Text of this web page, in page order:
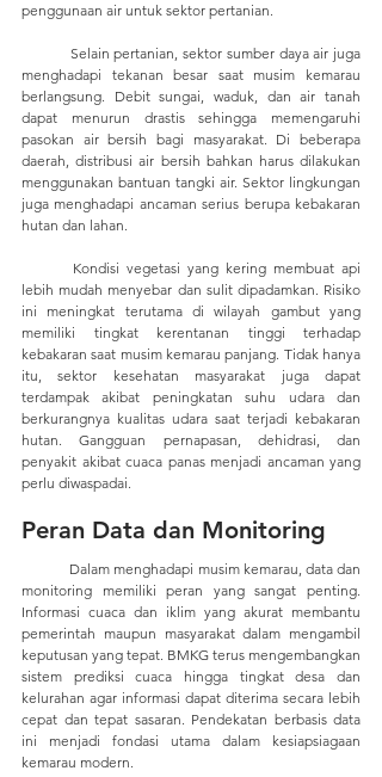
penggunaan air untuk sektor pertanian.
menghadapi tekanan besar saat musim kemarau
berlangsung. Debit sungai, waduk, dan air tanah
dapat menurun drastis sehingga memengaruhi
pasokan air bersih bagi masyarakat. Di beberapa
daerah, distribusi air bersih bahkan harus dilakukan
menggunakan bantuan tangki air. Sektor lingkungan
juga menghadapi ancaman serius berupa kebakaran
hutan dan lahan.
lebih mudah menyebar dan sulit dipadamkan. Risiko
ini meningkat terutama di wilayah gambut yang
memiliki tingkat kerentanan tinggi terhadap
kebakaran saat musim kemarau panjang. Tidak hanya
itu, sektor kesehatan masyarakat juga dapat
terdampak akibat peningkatan suhu udara dan
berkurangnya kualitas udara saat terjadi kebakaran
hutan. Gangguan pernapasan, dehidrasi, dan
penyakit akibat cuaca panas menjadi ancaman yang
perlu diwaspadai.
Peran Data dan Monitoring
monitoring memiliki peran yang sangat penting.
Informasi cuaca dan iklim yang akurat membantu
pemerintah maupun masyarakat dalam mengambil
keputusan yang tepat. BMKG terus mengembangkan
sistem prediksi cuaca hingga tingkat desa dan
kelurahan agar informasi dapat diterima secara lebih
cepat dan tepat sasaran. Pendekatan berbasis data
ini menjadi fondasi utama dalam kesiapsiagaan
kemarau modern.